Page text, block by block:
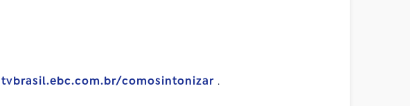
tvbrasil.ebc.com.br/comosintonizar .